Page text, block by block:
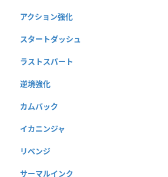
アクション強化
スタートダッシュ
ラストスパート
逆境強化
カムバック
イカニンジャ
リベンジ
サーマルインク